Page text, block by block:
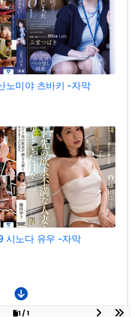
노미야 츠바키 -자막
시노다 유우 -자막
1 / 1